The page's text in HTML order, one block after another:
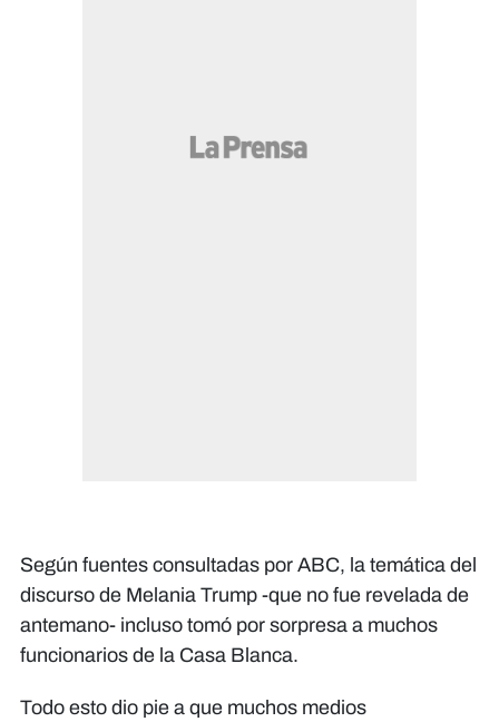
Según fuentes consultadas por ABC, la temática del
discurso de Melania Trump -que no fue revelada de
antemano- incluso tomó por sorpresa a muchos
funcionarios de la Casa Blanca.
Todo esto dio pie a que muchos medios